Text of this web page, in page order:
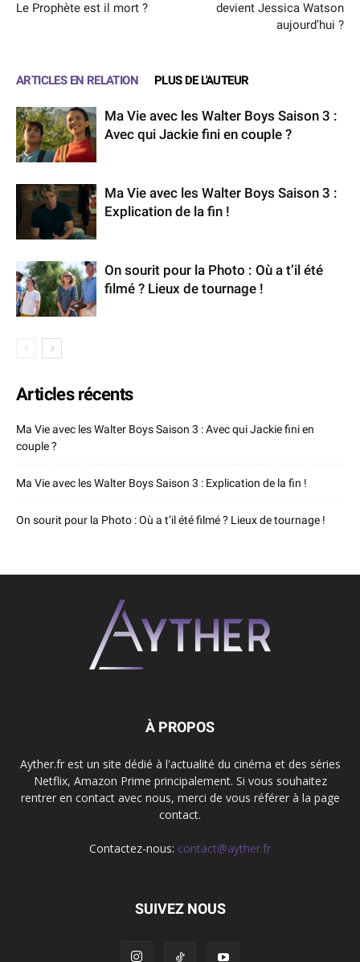
Le Prophète est il mort ?
devient Jessica Watson
aujourd’hui ?
ARTICLES EN RELATION PLUS DE L'AUTEUR
Ma Vie avec les Walter Boys Saison 3 :
Avec qui Jackie fini en couple ?
Ma Vie avec les Walter Boys Saison 3 :
Explication de la fin !
On sourit pour la Photo : Où a t’il été
filmé ? Lieux de tournage !
Articles récents
Ma Vie avec les Walter Boys Saison 3 : Avec qui Jackie fini en
couple ?
Ma Vie avec les Walter Boys Saison 3 : Explication de la fin !
On sourit pour la Photo : Où a t’il été filmé ? Lieux de tournage !
À PROPOS
Ayther.fr est un site dédié à l'actualité du cinéma et des séries
Netflix, Amazon Prime principalement. Si vous souhaitez
rentrer en contact avec nous, merci de vous référer à la page
contact.
Contactez-nous: contact@ayther.fr
SUIVEZ NOUS